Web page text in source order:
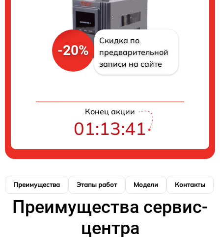
-20%
Скидка по
предварительной
записи на сайте
Конец акции
01:13:40
Преимущества Этапы работ Модели Контакты
Преимущества сервис-
центра